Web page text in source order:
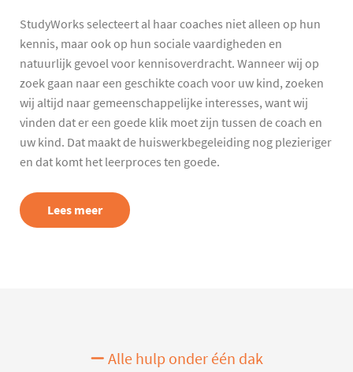
StudyWorks selecteert al haar coaches niet alleen op hun
kennis, maar ook op hun sociale vaardigheden en
natuurlijk gevoel voor kennisoverdracht. Wanneer wij op
zoek gaan naar een geschikte coach voor uw kind, zoeken
wij altijd naar gemeenschappelijke interesses, want wij
vinden dat er een goede klik moet zijn tussen de coach en
uw kind. Dat maakt de huiswerkbegeleiding nog plezieriger
en dat komt het leerproces ten goede.
Lees meer
Alle hulp onder één dak